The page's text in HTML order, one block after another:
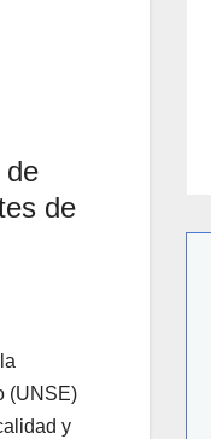
de
de
(UNSE)
y